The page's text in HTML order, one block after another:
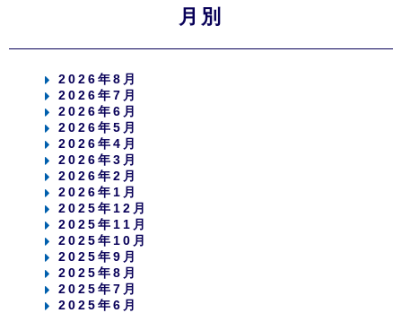
月別
2026年8月
2026年7月
2026年6月
2026年5月
2026年4月
2026年3月
2026年2月
2026年1月
2025年12月
2025年11月
2025年10月
2025年9月
2025年8月
2025年7月
2025年6月